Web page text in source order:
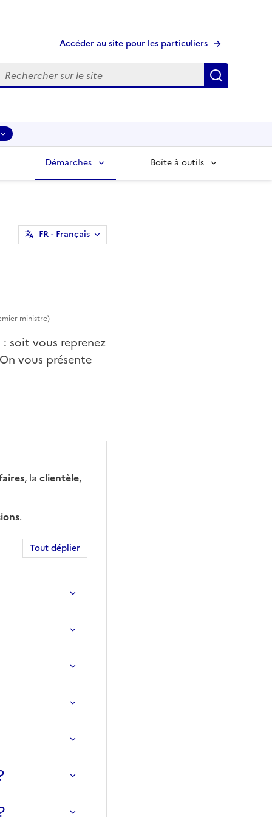
Accéder au site pour les particuliers
Démarches Boîte à outils
FR- Français
ministre)
soit vous reprenez
vous présente
, la clientèle,
.
Tout déplier